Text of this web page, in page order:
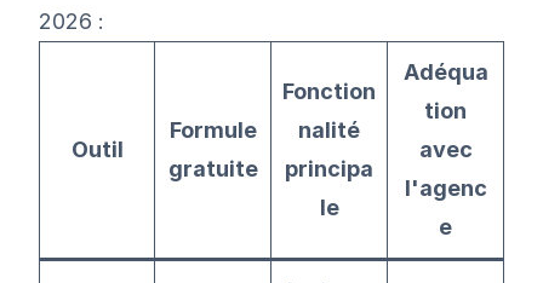
2026 :
Outil
Formule
gratuite
Fonction
nalité
principa
le
Adéqua
tion
avec
l'agenc
e